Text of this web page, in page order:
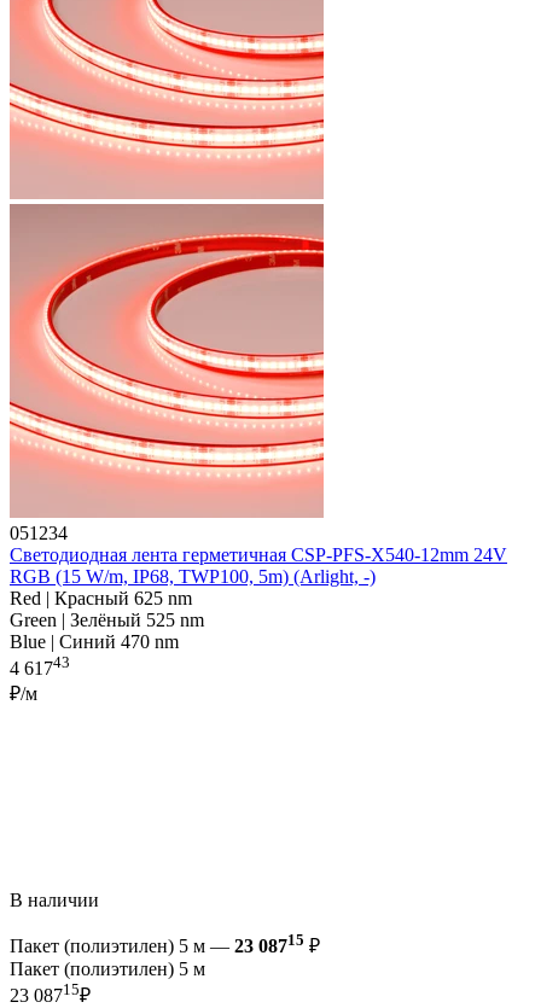
051234
Светодиодная лента герметичная CSP-PFS-X540-12mm 24V
RGB (15 W/m, IP68, TWP100, 5m) (Arlight, -)
Red | Красный 625 nm
Green | Зелёный 525 nm
Blue | Синий 470 nm
4 61743
₽/м
В наличии
Пакет (полиэтилен) 5 м — 23 08715 ₽
Пакет (полиэтилен) 5 м
23 08715₽